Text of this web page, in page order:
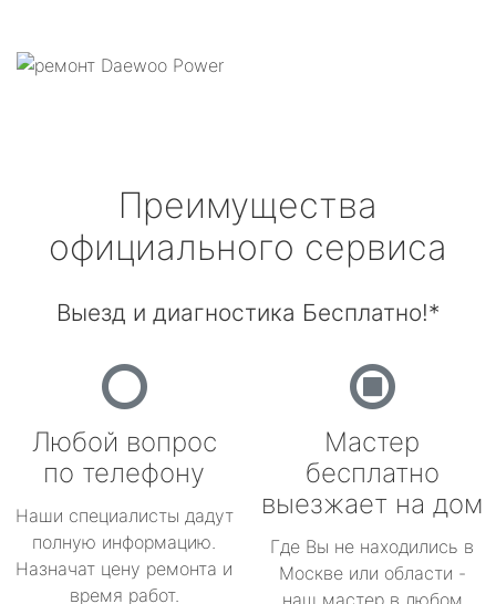
Преимущества
официального сервиса
Выезд и диагностика Бесплатно!*
Любой вопрос
по телефону
Наши специалисты дадут
полную информацию.
Назначат цену ремонта и
время работ.
Мастер
бесплатно
выезжает на дом
Где Вы не находились в
Москве или области -
наш мастер в любом